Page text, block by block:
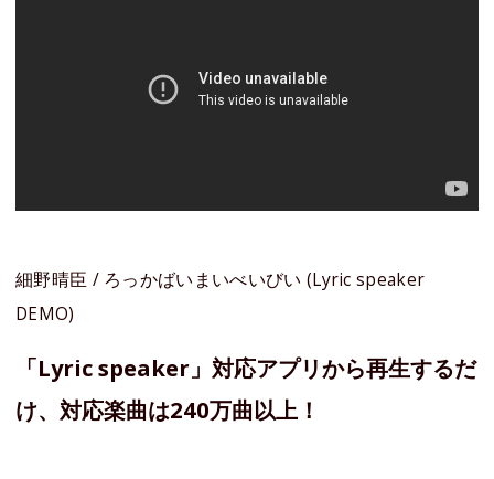
細野晴臣 / ろっかばいまいべいびい (Lyric speaker
DEMO)
「Lyric speaker」対応アプリから再生するだ
け、対応楽曲は240万曲以上！